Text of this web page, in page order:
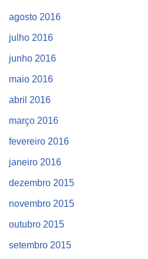
agosto 2016
julho 2016
junho 2016
maio 2016
abril 2016
março 2016
fevereiro 2016
janeiro 2016
dezembro 2015
novembro 2015
outubro 2015
setembro 2015